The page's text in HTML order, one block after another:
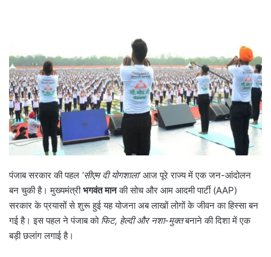
पंजाब सरकार की पहल ‘सीएम दी योगशाला’आज पूरे राज्य में एक जन-आंदोलन
बन चुकी है। मुख्यमंत्रीभगवंत मानकी सोच और आम आदमी पार्टी (AAP)
सरकार के प्रयासों से शुरू हुई यह योजना अब लाखों लोगों के जीवन का हिस्सा बन
गई है। इस पहल ने पंजाब को फिट, हेल्दी और नशा-मुक्तबनाने की दिशा में एक
बड़ी छलांग लगाई है।